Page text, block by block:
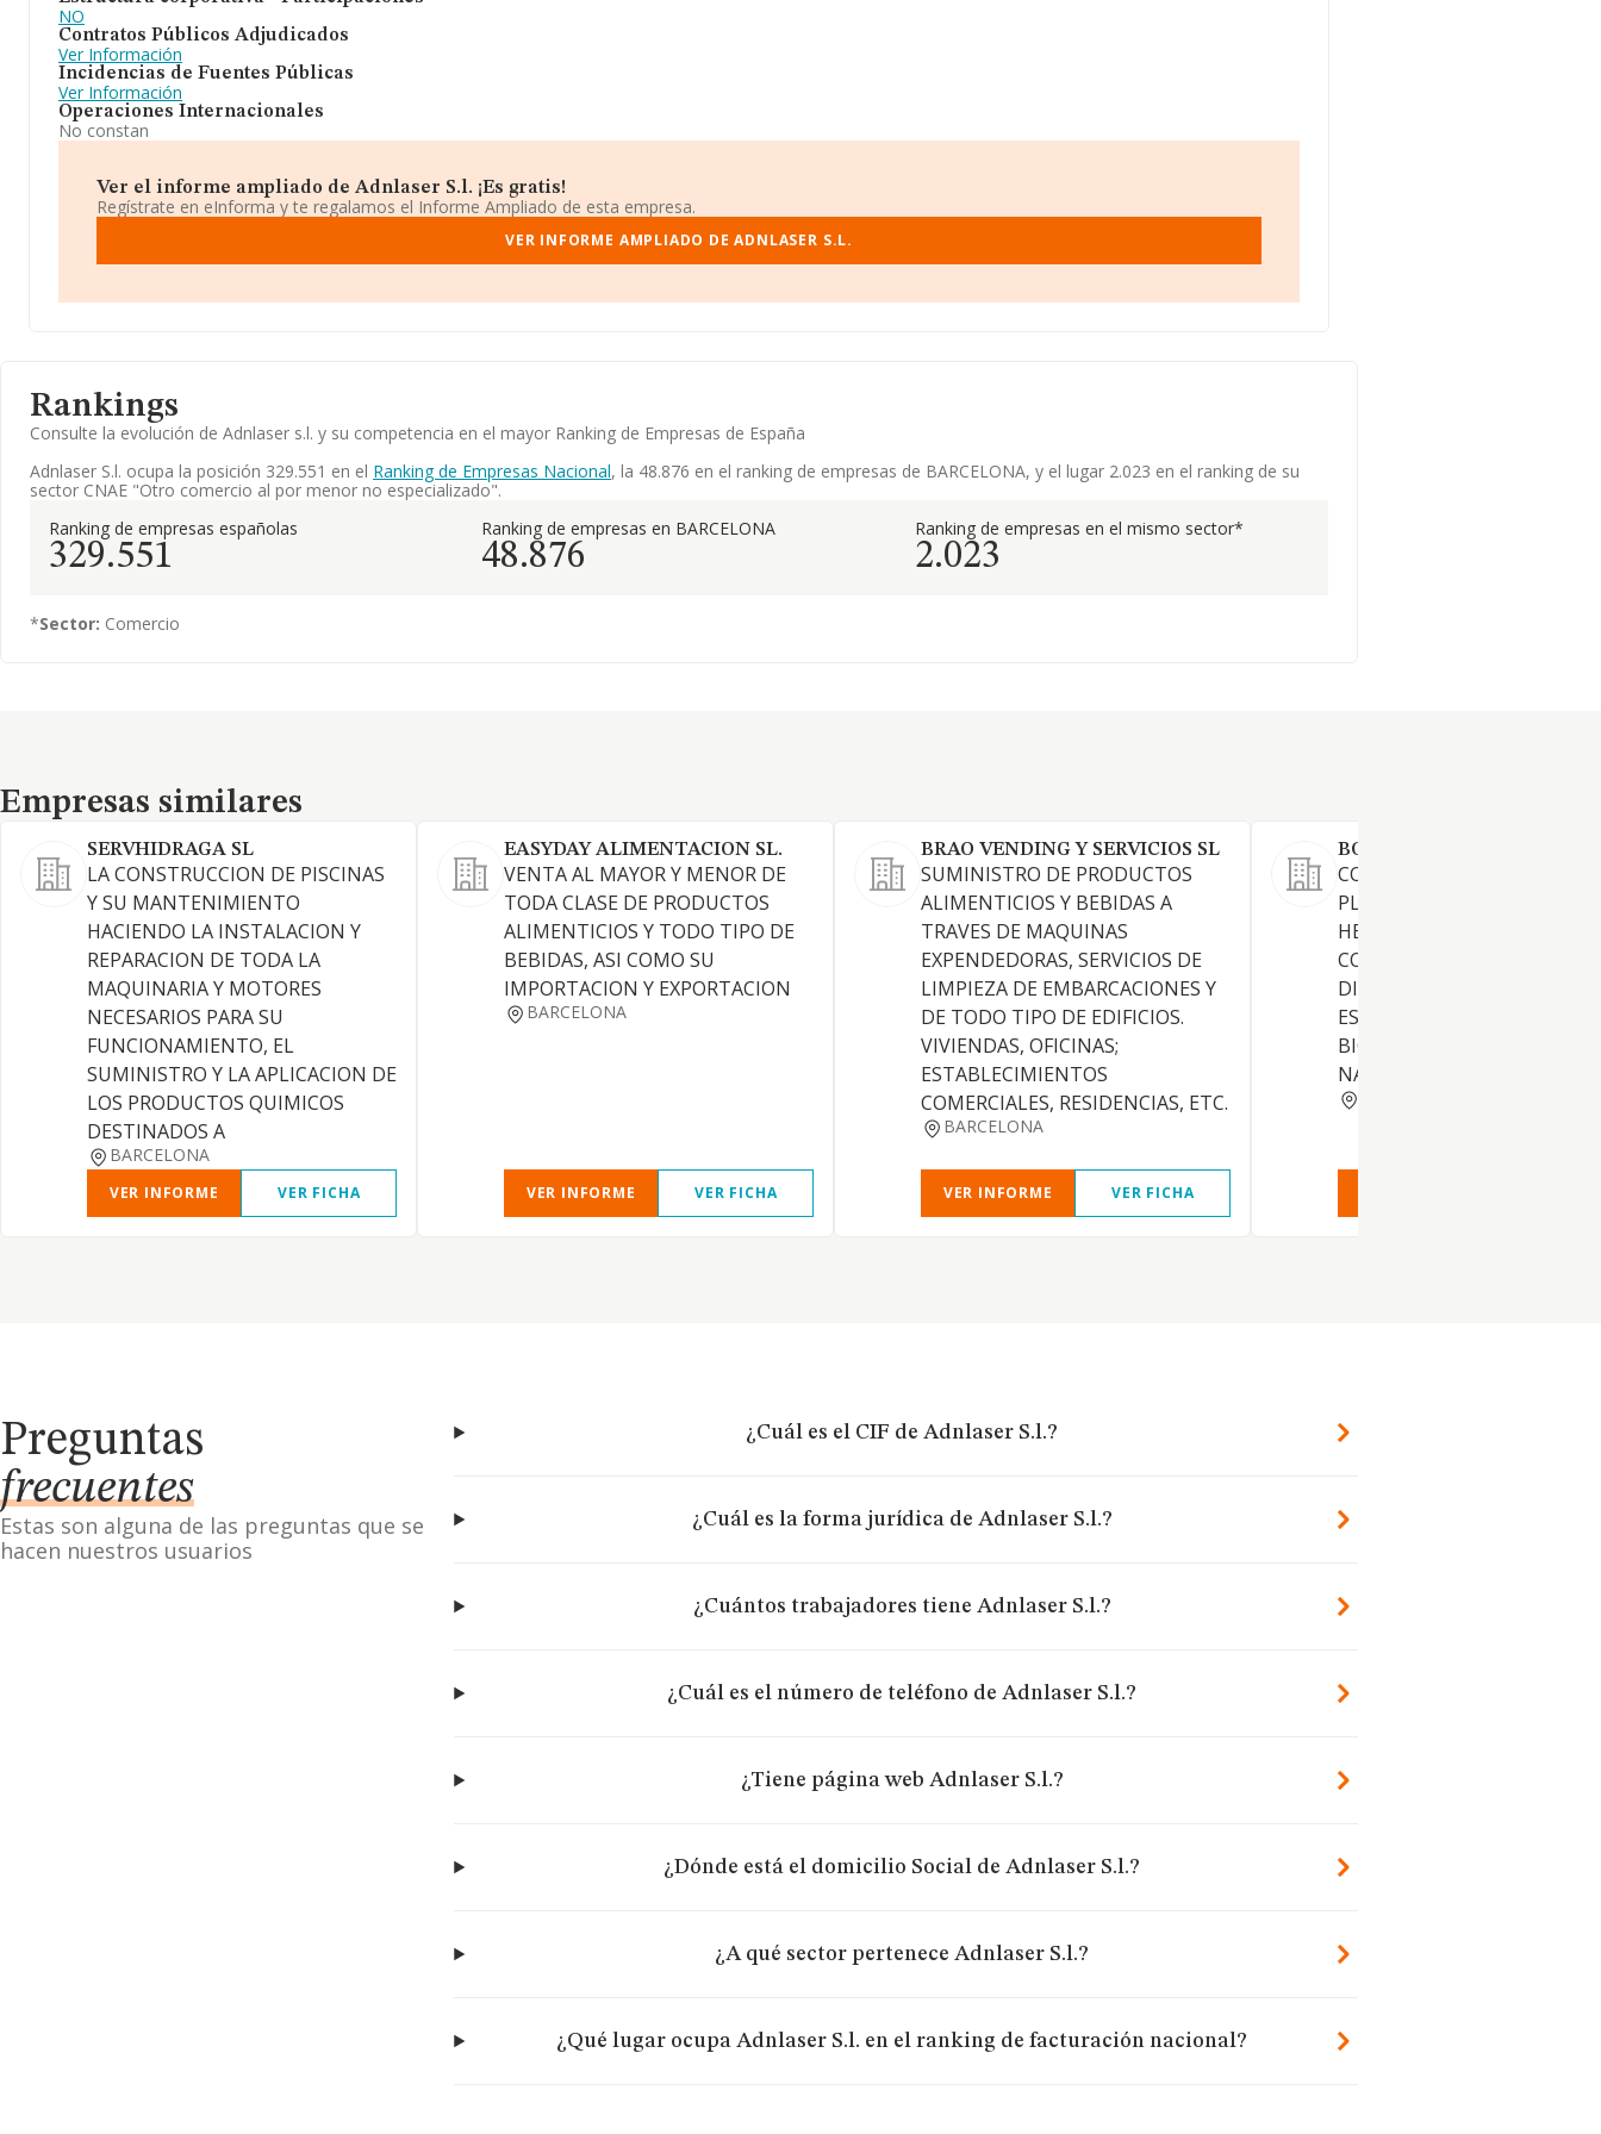
NO
Contratos Públicos Adjudicados
Ver Información
Incidencias de Fuentes Públicas
Ver Información
Operaciones Internacionales
No constan
Ver el informe ampliado de Adnlaser S.l. ¡Es gratis!
Regístrate en eInforma y te regalamos el Informe Ampliado de esta empresa.
VER INFORME AMPLIADO DE ADNLASER S.L.
Rankings
Consulte la evolución de Adnlaser s.l. y su competencia en el mayor Ranking de Empresas de España
Adnlaser S.l. ocupa la posición 329.551 en el Ranking de Empresas Nacional, la 48.876 en el ranking de empresas de BARCELONA, y el lugar 2.023 en el ranking de su
sector CNAE "Otro comercio al por menor no especializado".
Ranking de empresas españolas
329.551
Ranking de empresas en BARCELONA
48.876
Ranking de empresas en el mismo sector*
2.023
*Sector: Comercio
Empresas similares
Empresas similares
SERVHIDRAGA SL
LA CONSTRUCCION DE PISCINAS
Y SU MANTENIMIENTO
HACIENDO LA INSTALACION Y
REPARACION DE TODA LA
MAQUINARIA Y MOTORES
NECESARIOS PARA SU
FUNCIONAMIENTO, EL
SUMINISTRO Y LA APLICACION DE
LOS PRODUCTOS QUIMICOS
DESTINADOS A
BARCELONA
VER INFORME VER FICHA
EASYDAY ALIMENTACION SL.
VENTA AL MAYOR Y MENOR DE
TODA CLASE DE PRODUCTOS
ALIMENTICIOS Y TODO TIPO DE
BEBIDAS, ASI COMO SU
IMPORTACION Y EXPORTACION
BARCELONA
VER INFORME VER FICHA
BRAO VENDING Y SERVICIOS SL
SUMINISTRO DE PRODUCTOS
ALIMENTICIOS Y BEBIDAS A
TRAVES DE MAQUINAS
EXPENDEDORAS, SERVICIOS DE
LIMPIEZA DE EMBARCACIONES Y
DE TODO TIPO DE EDIFICIOS.
VIVIENDAS, OFICINAS;
ESTABLECIMIENTOS
COMERCIALES, RESIDENCIAS, ETC.
BARCELONA
VER INFORME VER FICHA
BORRELL NATURA SL
COMERCIO AL POR MENOR
PLANTA Y HIERBAS DE
HERBOLARIOS, PREPARADOS
COSMETICOS NATURALES,
DIETETICOS Y DE
ESPECIALES, ALIMENTOS
BIOLOGICOS,
NATURALES, ETC.
Preguntas
frecuentes
Estas son alguna de las preguntas que se
hacen nuestros usuarios
¿Cuál es el CIF de Adnlaser S.l.?
¿Cuál es la forma jurídica de Adnlaser S.l.?
¿Cuántos trabajadores tiene Adnlaser S.l.?
¿Cuál es el número de teléfono de Adnlaser S.l.?
¿Tiene página web Adnlaser S.l.?
¿Dónde está el domicilio Social de Adnlaser S.l.?
¿A qué sector pertenece Adnlaser S.l.?
¿Qué lugar ocupa Adnlaser S.l. en el ranking de facturación nacional?